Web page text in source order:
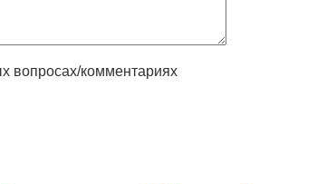
вопросах/комментариях